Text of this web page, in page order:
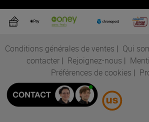
Conditions générales de ventes | Qui
contacter| Rejoignez-nous |
Préférences de cookies |